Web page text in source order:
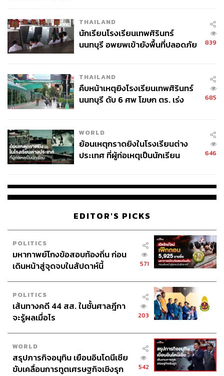
THAILAND
นักเรียนโรงเรียนเทพศิรินทร์
นนทบุรี อพยพเข้ายังพื้นที่ปลอดภัย
839
THAILAND
คืบหน้าเหตุยิงโรงเรียนเทพศิรินทร์
นนทบุรี ดับ 6 ศพ โฆษก ตร. เร่ง
685
WORLD
ย้อนเหตุกราดยิงในโรงเรียนต่าง
ประเทศ ที่ผู้ก่อเหตุเป็นนักเรียน
646
EDITOR'S PICKS
POLITICS
มหากาพย์โกงข้อสอบท้องถิ่น ก่อน
เดินหน้าสู่จุดจบในสัปดาห์นี้
571
POLITICS
เส้นทางคดี 44 สส. ในชั้นศาลฎีกา
จะรู้ผลเมื่อไร
203
WORLD
สรุปภารกิจอนุทิน เยือนอินโดนีเซีย
ขับเคลื่อนการทูตเศรษฐกิจเชิงรุก
542